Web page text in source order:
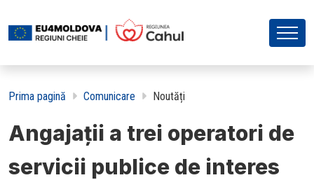
Prima pagină Comunicare Noutăți
Angajații a trei operatori de
servicii publice de interes